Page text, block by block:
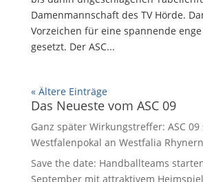
Damenmannschaft des TV Hörde.
Vorzeichen für eine spannende
gesetzt. Der ASC...
« Ältere Einträge
Das Neueste vom ASC 09
Ganz später Wirkungstreffer: ASC
Westfalenpokal an Westfalia Rhynern
Save the date: Handballteams
September mit attraktivem